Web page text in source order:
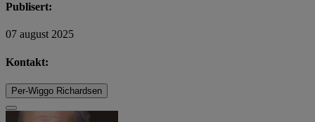
Publisert:
07 august 2025
Kontakt:
Per-Wiggo Richardsen